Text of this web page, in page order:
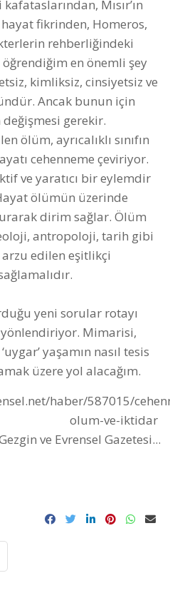
fikrinden, Homeros,
rehberliğindeki
en önemli şey
kimliksiz, cinsiyetsiz ve
Ancak bunun için
gerekir.
ölüm, ayrıcalıklı sınıfın
cehenneme çeviriyor.
ve yaratıcı bir eylemdir
ölümün üzerinde
dirim sağlar. Ölüm
antropoloji, tarih gibi
edilen eşitlikçi
yönlendiriyor. Mimarisi,
yaşamın nasıl tesis
üzere yol alacağım.
olum-ve-iktidar
ve Evrensel Gazetesi...